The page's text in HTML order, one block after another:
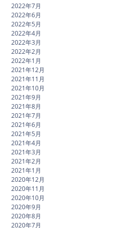
2022年7月
2022年6月
2022年5月
2022年4月
2022年3月
2022年2月
2022年1月
2021年12月
2021年11月
2021年10月
2021年9月
2021年8月
2021年7月
2021年6月
2021年5月
2021年4月
2021年3月
2021年2月
2021年1月
2020年12月
2020年11月
2020年10月
2020年9月
2020年8月
2020年7月